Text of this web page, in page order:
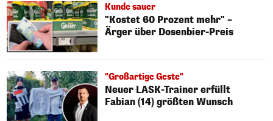
Kunde sauer
"Kostet 60 Prozent mehr" –
Ärger über Dosenbier-Preis
"Großartige Geste"
Neuer LASK-Trainer erfüllt
Fabian (14) größten Wunsch